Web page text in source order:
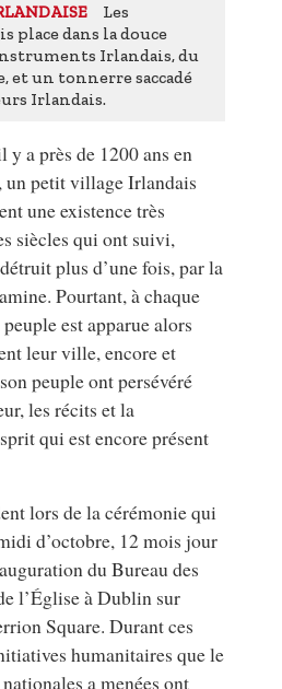
Les
place dans la douce
Irlandais, du
et un tonnerre saccadé
Irlandais.
a près de 1200 ans en
un petit village Irlandais
une existence très
siècles qui ont suivi,
plus d’une fois, par la
Pourtant, à chaque
est apparue alors
leur ville, encore et
peuple ont persévéré
les récits et la
qui est encore présent
lors de la cérémonie qui
d’octobre, 12 mois jour
du Bureau des
l’Église à Dublin sur
Square. Durant ces
humanitaires que le
a menées ont